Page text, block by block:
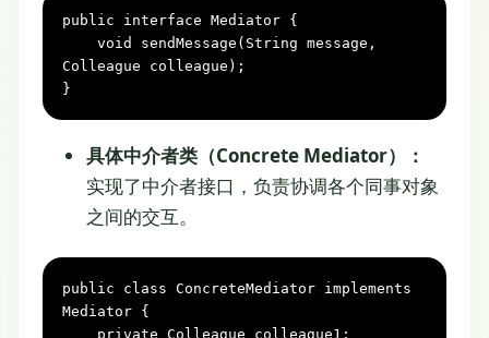
public interface Mediator {
void
sendMessage(String message,
Colleague colleague) ;
}
具体中介者类（Concrete Mediator）：
实现了中介者接口，负责协调各个同事对象
之间的交互。
public class ConcreteMediator implements
Mediator {
private Colleague colleague1;